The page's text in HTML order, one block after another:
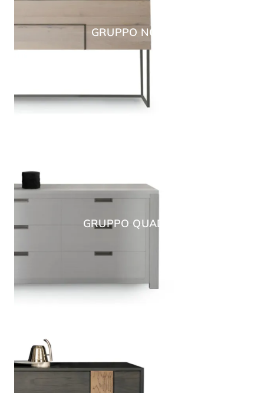
GRUPPO NOVA
GRUPPO QUADRA